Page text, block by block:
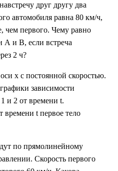
друг другу два
автомобиля равна 80 км/ч,
чем первого. Чему равно
А и В, если встреча
2 ч?
х с постоянной скоростью.
зависимости
и 2 от времени t.
времени t первое тело
по прямолинейному
Скорость первого